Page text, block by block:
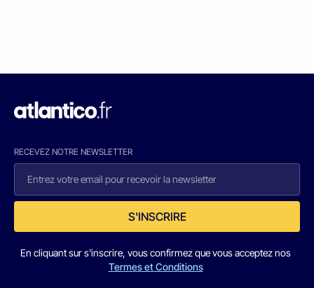
RECEVEZ NOTRE NEWSLETTER
S'INSCRIRE
En cliquant sur s'inscrire, vous confirmez que vous acceptez nos
Termes et Conditions